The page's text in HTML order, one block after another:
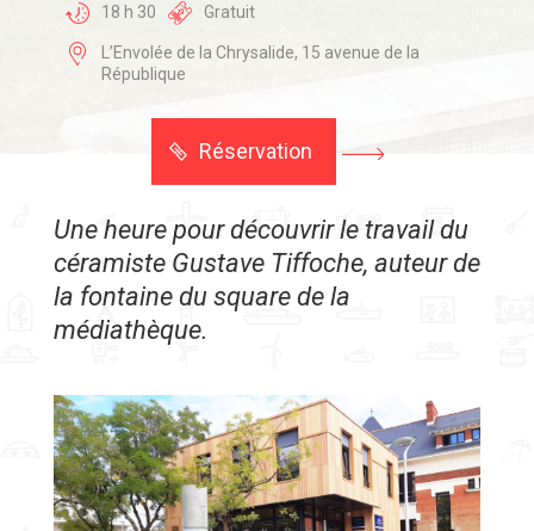
18 h 30 Gratuit
L’Envolée de la Chrysalide, 15 avenue de la
République
Réservation
Une heure pour découvrir le travail du
céramiste Gustave Tiffoche, auteur de
la fontaine du square de la
médiathèque.